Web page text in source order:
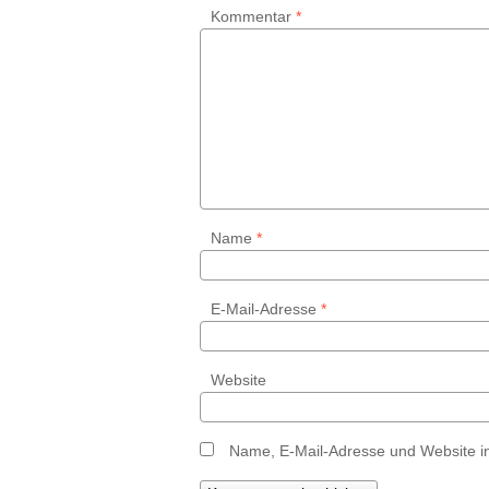
Kommentar *
Name *
E-Mail-Adresse *
Website
Name, E-Mail-Adresse und Website